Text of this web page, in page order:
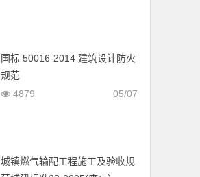
国标 50016-2014 建筑设计防火
规范
05/07
4879
城镇燃气输配工程施工及验收规